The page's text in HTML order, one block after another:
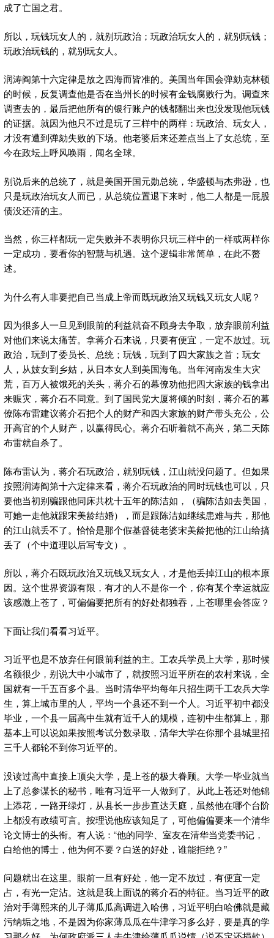
成了亡国之君。
所以，玩钱玩女人的，就别玩政治；玩政治玩女人的，就别玩钱；
玩政治玩钱的，就别玩女人。
润涛阎第十六定律是放之四海而皆准的。美国当年国会弹劾克林顿
的时候，反复调查他是否在当州长的时候有金钱腐败行为。调查来
调查去的，最后把他所有的银行账户的钱都翻出来也没发现他玩钱
的证据。就因为他只不过是玩了三样中的两样：玩政治、玩女人，
才没有遭到弹劾失败的下场。他老婆后来还差点当上了女总统，至
今在政坛上呼风唤雨，闻名全球。
别说后来的总统了，就是美国开国元勋总统，华盛顿与杰弗逊，也
只是玩政治玩女人而已，从总统位置退下来时，他二人都是一屁股
债没还清的主。
当然，你三样都玩一定失败并不表明你只玩三样中的一样或两样你
一定成功，要看你的智慧与机遇。这个逻辑非常简单，在此不赘
述。
为什么有人非要把自己当成上帝而既玩政治又玩钱又玩女人呢？
因为很多人一旦见到眼前的利益就奋不顾身去争取，放弃眼前利益
对他们来说太痛苦。拿蒋介石来说，只要有便宜，一定不放过。玩
政治，玩到了委员长、总统；玩钱，玩到了四大家族之首；玩女
人，从妓女到乡姑，从日本女人到美国海龟。当年河南发生大灾
荒，百万人被饿死的关头，蒋介石的幕僚劝他把四大家族的钱拿出
来赈灾，蒋介石不同意。到了国民党大厦将倾的时刻，蒋介石的幕
僚陈布雷建议蒋介石把个人的财产和四大家族的财产带头充公，公
开高官的个人财产，以赢得民心。蒋介石听着就不高兴，第二天陈
布雷就自杀了。
陈布雷认为，蒋介石玩政治，就别玩钱，江山就没问题了。但如果
按照润涛阎第十六定律来看，蒋介石玩政治的同时玩钱也可以，只
要他当初别骗跟他同床共枕十五年的陈洁如，（骗陈洁如去美国，
可她一走他就跟宋美龄结婚），而是跟陈洁如继续患难与共，那他
的江山就丢不了。恰恰是那个假基督徒老婆宋美龄把他的江山给搞
丢了（个中道理以后写专文）。
所以，蒋介石既玩政治又玩钱又玩女人，才是他丢掉江山的根本原
因。这个世界资源有限，有才的人不是你一个，你有某个幸运就应
该感激上苍了，可偏偏要把所有的好处都独吞，上苍哪里会答应？
下面让我们看看习近平。
习近平也是不放弃任何眼前利益的主。工农兵学员上大学，那时候
名额很少，别说大中小城市了，就按照习近平所在的农村来说，全
国就有一千五百多个县。当时清华平均每年只招生两千工农兵大学
生，算上城市里的人，平均一个县还不到一个人。习近平初中都没
毕业，一个县一届高中生就有近千人的规模，连初中生都算上，那
基本上可以说如果按照考试分数录取，清华大学在你那个县城里招
三千人都轮不到你习近平的。
没读过高中直接上顶尖大学，是上苍的极大眷顾。大学一毕业就当
上了总参谋长的秘书，唯有习近平一人做到了。从此上苍还对他锦
上添花，一路开绿灯，从县长一步步直达天庭，虽然他在哪个台阶
上都没有政绩可言。按理说他应该知足了，可他偏偏要来一个清华
论文博士的头衔。有人说：“他的同学、室友在清华当党委书记，
白给他的博士，他为何不要？白送的好处，谁能拒绝？”
问题就出在这里。眼前一旦有好处，他一定不放过，有便宜一定
占，有光一定沾。这就是我上面说的蒋介石的特征。当习近平的政
治对手薄熙来的儿子薄瓜瓜高调进入哈佛，习近平明白哈佛就是藏
污纳垢之地，不是因为你家薄瓜瓜在牛津学习多么好，要是真的学